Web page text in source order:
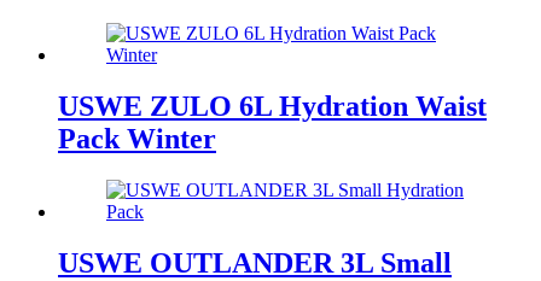
USWE ZULO 6L Hydration Waist
Pack Winter
USWE OUTLANDER 3L Small